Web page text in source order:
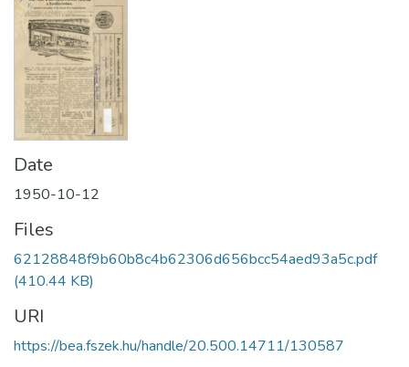
Date
1950-10-12
Files
62128848f9b60b8c4b62306d656bcc54aed93a5c.pdf
(410.44 KB)
URI
https://bea.fszek.hu/handle/20.500.14711/130587